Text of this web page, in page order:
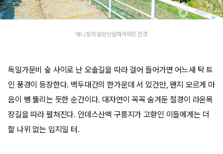
애니포레 발왕산알파카목장 전경
독일가문비 숲 사이로 난 오솔길을 따라 걸어 들어가면 어느새 탁 트
인 풍경이 등장한다. 백두대간의 한가운데 서 있건만, 왠지 모르게 마
음이 뻥 뚫리는 듯한 순간이다. 대자연이 꼭꼭 숨겨둔 절경이 라온목
장길을 따라 펼쳐진다. 안데스산맥 구릉지가 고향인 이들에게는 더
할 나위 없는 입지일 터.​